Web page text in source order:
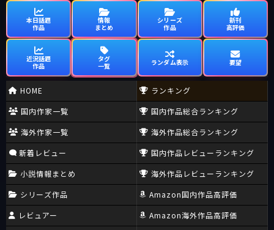
本日話題
作品
情報
まとめ
シリーズ
作品
新刊
高評価
近況話題
作品
タグ
一覧
ランダム表示 要望
HOME
国内作家一覧
海外作家一覧
新着レビュー
小説情報まとめ
シリーズ作品
レビュアー
ランキング
国内作品総合ランキング
海外作品総合ランキング
国内作品レビューランキング
海外作品レビューランキング
Amazon国内作品高評価
Amazon海外作品高評価